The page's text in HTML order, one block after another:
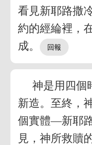
看見新耶路撒
約的經綸裡，
成。
神是用四個
新造。至終，
個實體—新耶
見，神所救贖